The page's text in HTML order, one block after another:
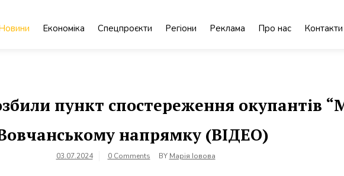
Економіка Спецпроєкти Регіони Реклама Про нас Контакти
пункт спостереження окупантів
напрямку (ВІДЕО)
03.07.2024 0 Comments BY Марія Іовова